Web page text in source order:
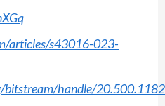
articles/s43016-023-
bitstream/handle/